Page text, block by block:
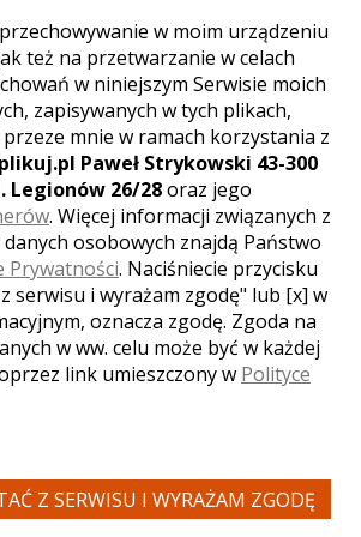
WYŚWIETLEŃ:1693
KOMENTARZY:0
WYŚWIETLEŃ:1880
KOMENTARZY:0
w moim urządzeniu
też na przetwarzanie w celach
w niniejszym Serwisie moich
zapisywanych w tych plikach,
mnie w ramach korzystania z
Paweł Strykowski 43-300
Legionów 26/28oraz jego
. Więcej informacji związanych z
osobowych znajdą Państwo
Prywatności. Naciśniecie przycisku
serwisu i wyrażam zgodę" lub [x] w
oznacza zgodę. Zgoda na
w ww. celu może być w każdej
link umieszczony w Polityce
Z SERWISU I WYRAŻAM ZGODĘ